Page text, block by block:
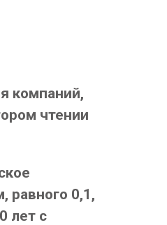
компаний,
чтении
равного 0,1,
лет с